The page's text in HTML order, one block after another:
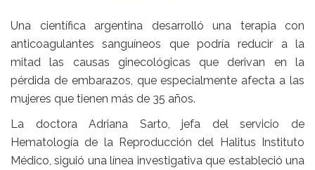
Una científica argentina desarrolló una terapia con
anticoagulantes sanguíneos que podría reducir a la
mitad las causas ginecológicas que derivan en la
pérdida de embarazos, que especialmente afecta a las
mujeres que tienen más de 35 años.
La doctora Adriana Sarto, jefa del servicio de
Hematología de la Reproducción del Halitus Instituto
Médico, siguió una línea investigativa que estableció una